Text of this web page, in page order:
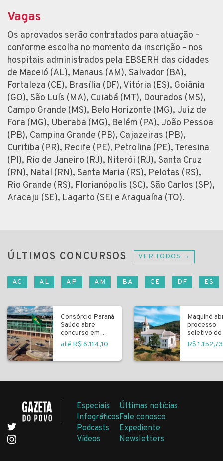
Vagas
Os aprovados serão contratados para atuação –
conforme escolha no momento da inscrição – nos
hospitais administrados pela EBSERH das cidades
de Maceió (AL), Manaus (AM), Salvador (BA),
Fortaleza (CE), Brasília (DF), Vitória (ES), Goiânia
(GO), São Luís (MA), Cuiabá (MT), Dourados (MS),
Campo Grande (MS), Belo Horizonte (MG), Juiz de
Fora (MG), Uberaba (MG), Belém (PA), João Pessoa
(PB), Campina Grande (PB), Cajazeiras (PB),
Curitiba (PR), Recife (PE), Petrolina (PE), Teresina
(PI), Rio de Janeiro (RJ), Niterói (RJ), Santa Cruz
(RN), Natal (RN), Santa Maria (RS), Pelotas (RS),
Rio Grande (RS), Florianópolis (SC), São Carlos (SP),
Aracaju (SE), Lagarto (SE) e Araguaína (TO).
ÚLTIMOS CONCURSOS VER TODOS →
AC AL AP AM BA CE DF ES
Consórcio Paraná
Saúde abre
concurso em
Curitiba
até R$ 6.114,10
Maquiné
processo
seletivo de
R$ 1.152,73
Especiais
Infográficos
Podcasts
Vídeos
Últimas notícias
Fale conosco
Expediente
Newsletters